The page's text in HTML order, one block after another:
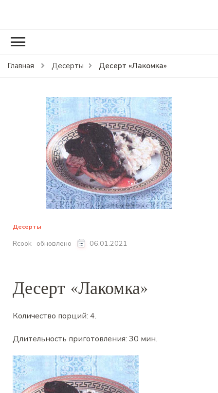
Главная Десерты Десерт «Лакомка»
Десерты
Rcook обновлено 06.01.2021
Десерт «Лакомка»
Количество порций:4.
Длительность приготовления:30 мин.